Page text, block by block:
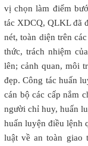
vị chọn làm điểm
tác XDCQ, QLKL đã
nét, toàn diện trên
thức, trách nhiệm
lên; cảnh quan, môi
đẹp. Công tác huấn
cán bộ các cấp nắm
người chỉ huy, huấn
huấn luyện điều lệnh
luật về an toàn giao